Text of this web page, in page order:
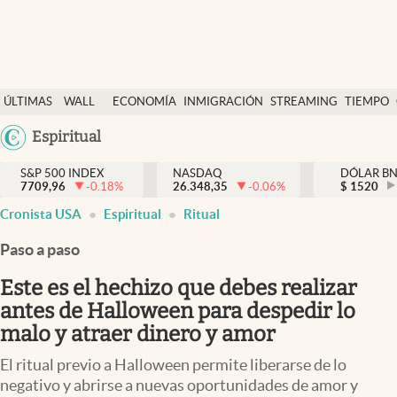
ÚLTIMAS
NOTICIAS
WALL
DÓLAR
ECONOMÍA INMIGRACIÓN STREAMING TIEMPO
México
Espiritual
Finanzas y economía
Wall Street y dólar
Inmigración
Espiritual
Streaming
PC y mobile
S&P 500 INDEX
7709,96
-0.18%
NASDAQ
26.348,35
-0.06%
DÓLAR
$ 1520
Cronista USA Espiritual Ritual
Paso a paso
Este es el hechizo que debes realizar
antes de Halloween para despedir lo
malo y atraer dinero y amor
El ritual previo a Halloween permite liberarse de lo
negativo y abrirse a nuevas oportunidades de amor y